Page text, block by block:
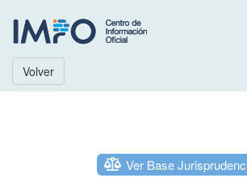
Volver
Ver Base